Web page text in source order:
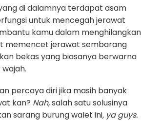
di dalamnya terdapat asam
untuk mencegah jerawat
kamu dalam menghilangkan
memencet jerawat sembarang
bekas yang biasanya berwarna
percaya diri jika masih banyak
kan? Nah,salah satu solusinya
sarang burung walet ini, ya guys.